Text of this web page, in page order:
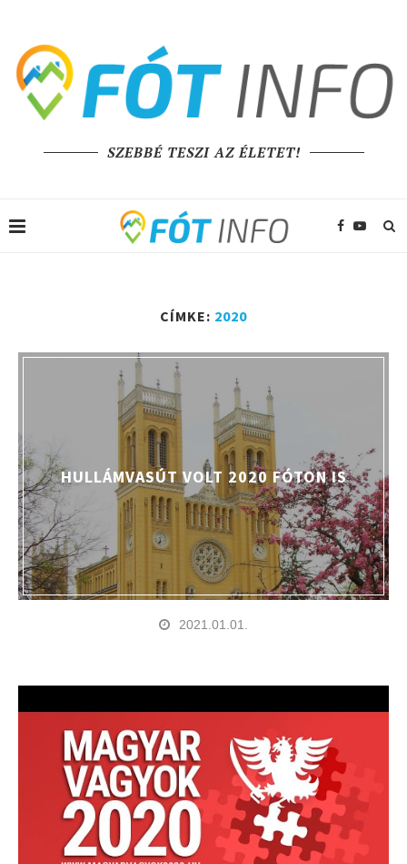
SZEBBÉ TESZI AZ ÉLETET!
CÍMKE: 2020
HULLÁMVASÚT VOLT 2020 FÓTON IS
2021.01.01.